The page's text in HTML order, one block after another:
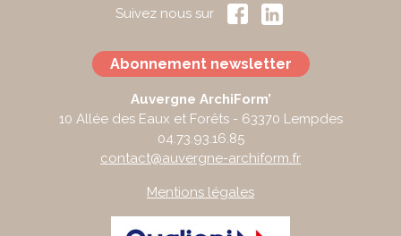
Suivez nous sur
Abonnement newsletter
Auvergne ArchiForm’
10 Allée des Eaux et Forêts - 63370 Lempdes
04.73.93.16.85
contact@auvergne-archiform.fr
Mentions légales